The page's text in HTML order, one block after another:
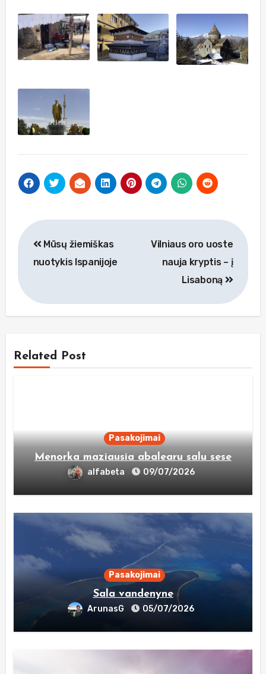
Navigacija
tarp
įrašų
Mūsų žiemiškas
nuotykis Ispanijoje
Vilniaus oro uoste
nauja kryptis – į
Lisaboną
Related Post
Pasakojimai
Menorka maziausia abalearu salu sese
alfabeta 09/07/2026
Pasakojimai
Sala vandenyne
ArunasG 05/07/2026